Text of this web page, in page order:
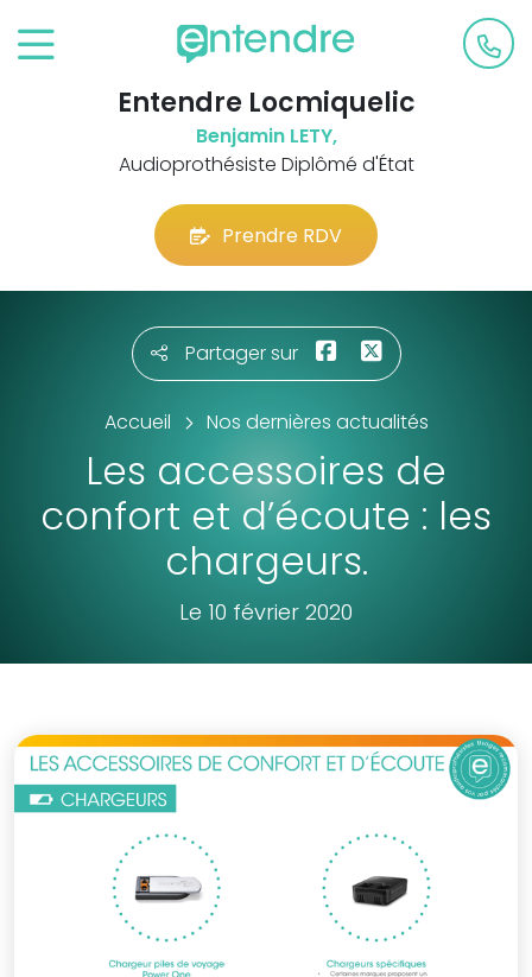
Entendre Locmiquelic
Benjamin LETY,
Audioprothésiste Diplômé d'État
Prendre RDV
Partager sur
Accueil Nos dernières actualités
Les accessoires de
confort et d’écoute : les
chargeurs.
Le 10 février 2020